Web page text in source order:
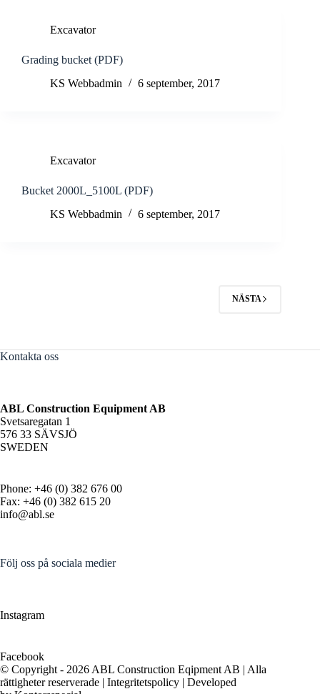
Excavator
Grading bucket (PDF)
KS Webbadmin
6 september, 2017
Excavator
Bucket 2000L_5100L (PDF)
KS Webbadmin
6 september, 2017
NÄSTA
Kontakta oss
ABL Construction Equipment AB
Svetsaregatan 1
576 33 SÄVSJÖ
SWEDEN
Phone: +46 (0) 382 676 00
Fax: +46 (0) 382 615 20
info@abl.se
Följ oss på sociala medier
Instagram
Facebook
© Copyright - 2026 ABL Construction Eqipment AB | Alla
rättigheter reserverade | Integritetspolicy | Developed